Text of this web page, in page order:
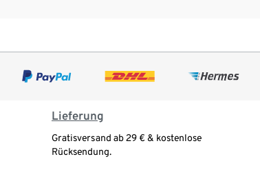
Lieferung
Gratisversand ab 29 € & kostenlose
Rücksendung.